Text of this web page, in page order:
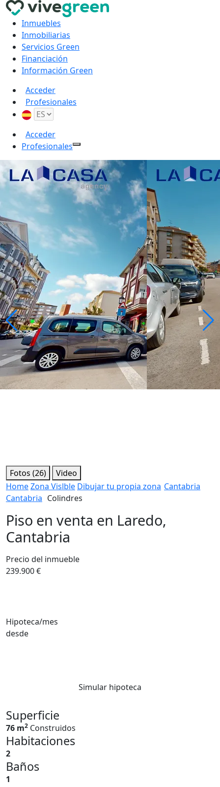
Inmuebles
Inmobiliarias
Servicios Green
Financiación
Información Green
Acceder
Profesionales
Acceder
Profesionales
Fotos (26)
Video
HomeZona Vislble Dibujar tu propia zona Cantabria
Cantabria Colindres
Piso en venta en Laredo,
Cantabria
Precio del inmueble
239.900 €
Hipoteca/mes
desde
Simular hipoteca
Superficie
76 m2 Construidos
Habitaciones
2
Baños
1